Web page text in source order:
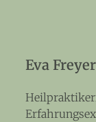
Eva Freyer